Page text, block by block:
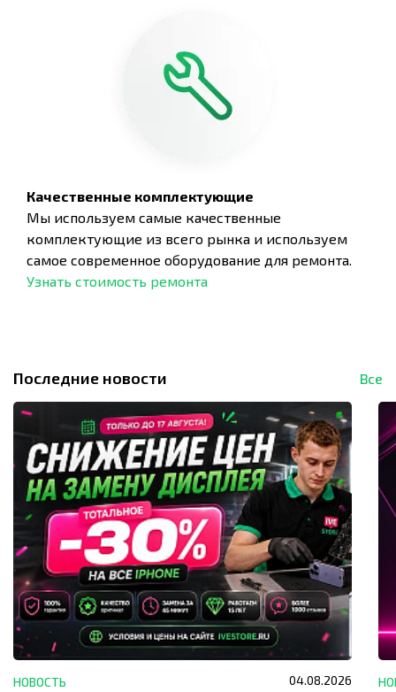
Качественные комплектующие
Мы используем самые качественные
комплектующие из всего рынка и используем
самое современное оборудование для ремонта.
Узнать стоимость ремонта
Последние новости Все
НОВОСТЬ 04.08.2026